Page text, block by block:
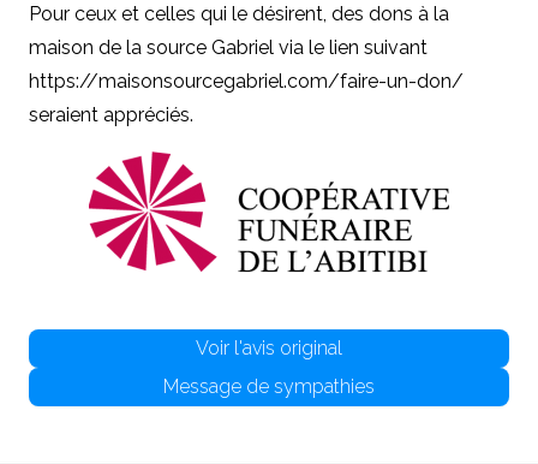
Pour ceux et celles qui le désirent, des dons à la
maison de la source Gabriel via le lien suivant
https://maisonsourcegabriel.com/faire-un-don/
seraient appréciés.
Voir l'avis original
Message de sympathies